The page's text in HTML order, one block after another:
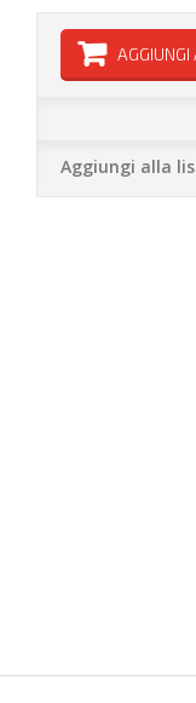
AGGIUNGI
Aggiungi alla